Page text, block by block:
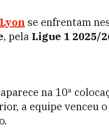
Lyon se enfrentam
, pela Ligue 1 2025/
aparece na 10ª
a equipe venceu o